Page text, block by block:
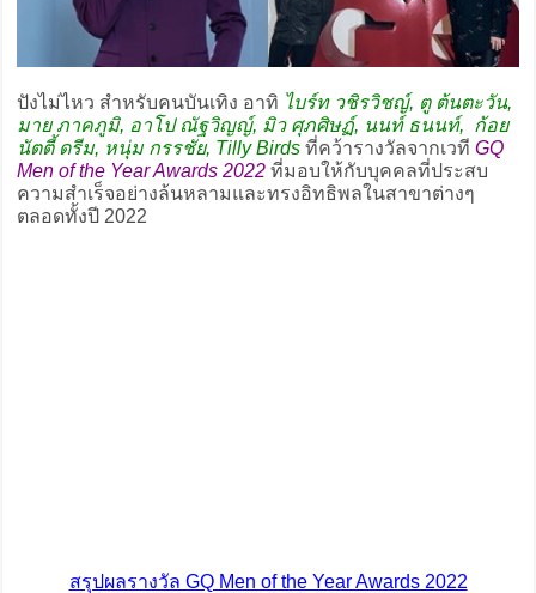
ปังไม่ไหว สำหรับคนบันเทิง อาทิ ไบร์ท วชิรวิชญ์, ตู ต้นตะวัน,
มาย ภาคภูมิ, อาโป ณัฐวิญญ์, มิว ศุภศิษฏ์, นนท์ ธนนท์, ก้อย
นัตตี้ ดรีม, หนุ่ม กรรชัย, Tilly Birdsที่คว้ารางวัลจากเวที GQ
Men of the Year Awards 2022ที่มอบให้กับบุคคลที่ประสบ
ความสำเร็จอย่างล้นหลามและทรงอิทธิพลในสาขาต่างๆ
ตลอดทั้งปี 2022
สรุปผลรางวัล GQ Men of the Year Awards 2022